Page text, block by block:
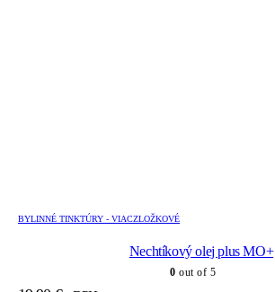
BYLINNÉ TINKTÚRY - VIACZLOŽKOVÉ
Nechtíkový olej plus MO+
0 out of 5